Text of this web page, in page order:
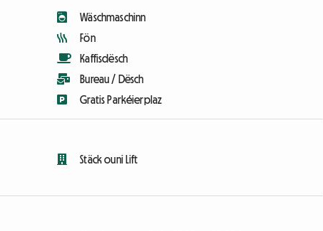
Wäschmaschinn
Fön
Kaffisdësch
Bureau / Dësch
Gratis Parkéierplaz
Stäck ouni Lift